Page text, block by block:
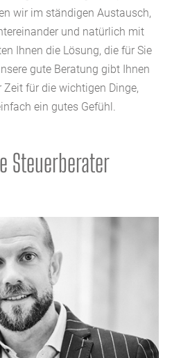
wir im ständigen Austausch,
und natürlich mit
Ihnen die Lösung, die für Sie
gute Beratung gibt Ihnen
Zeit für die wichtigen Dinge,
ein gutes Gefühl.
Steuerberater